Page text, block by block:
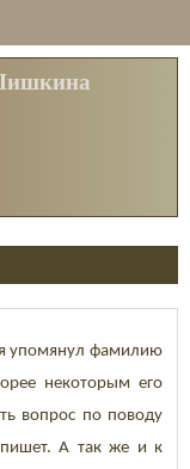
я упомянул фамилию
некоторым его
вопрос по поводу
А так же и к